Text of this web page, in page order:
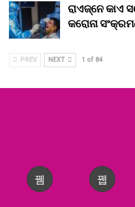
ରାଏଜ୍‌ନେ କାଏ
କରୋନା
PREV NEXT 1 of 84